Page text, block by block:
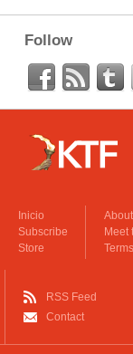
Follow
Inicio
Subscribe
Store
Meet
RSS Feed
Contact